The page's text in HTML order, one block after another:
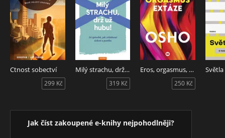
Ctnost sobectví
299 Kč
Milý strachu, drž už hubu!
319 Kč
Eros, orgasmus, extáze
250 Kč
Jak číst zakoupené e-knihy nejpohodlněji?